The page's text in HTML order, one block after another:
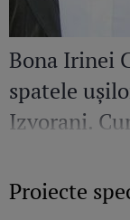
Bona Irinei
spatele
Izvorani.
erau în
Proiecte